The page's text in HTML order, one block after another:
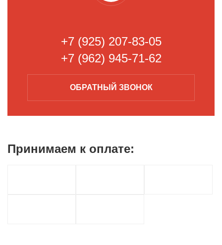
+7 (925) 207-83-05
+7 (962) 945-71-62
ОБРАТНЫЙ ЗВОНОК
Принимаем к оплате: